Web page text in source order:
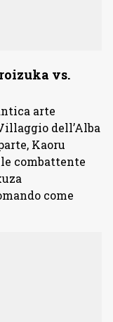
vs.
arte
dell’Alba
Kaoru
combattente
come